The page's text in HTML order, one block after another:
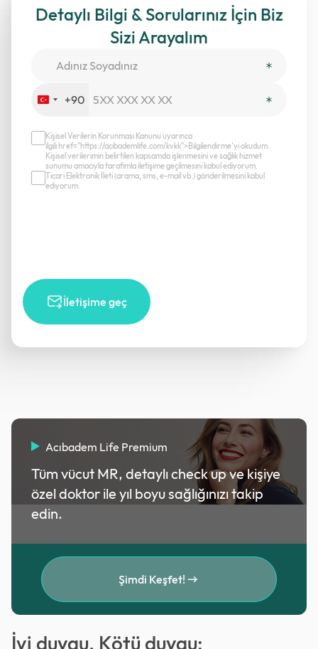
Detaylı Bilgi & Sorularınız İçin Biz
Sizi Arayalım
Turkey
+90
İletişime geç
Kişisel Verilerin Korunması Kanunu uyarınca
ilgili href="https://acibademlife.com/kvkk">Bilgilendirme’yi okudum.
Kişisel verilerimin belirtilen kapsamda işlenmesini ve sağlık hizmet
sunumu amacıyla tarafımla iletişime geçilmesini kabul ediyorum.
Ticari Elektronik İleti (arama, sms, e-mail vb.) gönderilmesini kabul
ediyorum.
Acıbadem Life Premium
Tüm vücut MR, detaylı check up ve kişiye
özel doktor ile yıl boyu sağlığınızı takip
edin.
Şimdi Keşfet!
İyi duygu, Kötü duygu: